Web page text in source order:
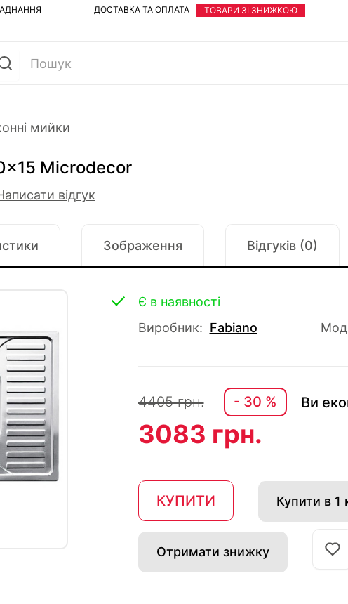
ДОСТАВКА ТА ОПЛАТА ТОВАРИ ЗІ ЗНИЖКОЮ
мийки
Microdecor
відгук
Зображення Відгуків (0)
Є в наявності
Виробник: Fabiano
4405 грн. - 30 % Ви
3083 грн.
КУПИТИ Купити в 1
Отримати знижку